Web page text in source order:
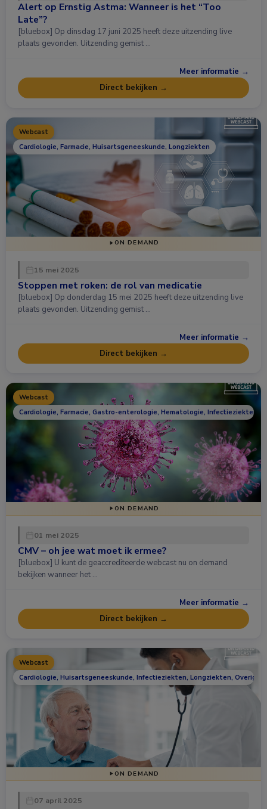
Alert op Ernstig Astma: Wanneer is het “Too
Late”?
[bluebox] Op dinsdag 17 juni 2025 heeft deze uitzending live
plaats gevonden. Uitzending gemist …
Meer informatie →
Direct bekijken →
Webcast
Cardiologie, Farmacie, Huisartsgeneeskunde, Longziekten
ON DEMAND
15 mei 2025
Stoppen met roken: de rol van medicatie
[bluebox] Op donderdag 15 mei 2025 heeft deze uitzending live
plaats gevonden. Uitzending gemist …
Meer informatie →
Direct bekijken →
Webcast
Cardiologie, Farmacie, Gastro-enterologie, Hematologie, Infectieziekten,
ON DEMAND
01 mei 2025
CMV – oh jee wat moet ik ermee?
[bluebox] U kunt de geaccrediteerde webcast nu on demand
bekijken wanneer het …
Meer informatie →
Direct bekijken →
Webcast
Cardiologie, Huisartsgeneeskunde, Infectieziekten, Longziekten, Overig
ON DEMAND
07 april 2025